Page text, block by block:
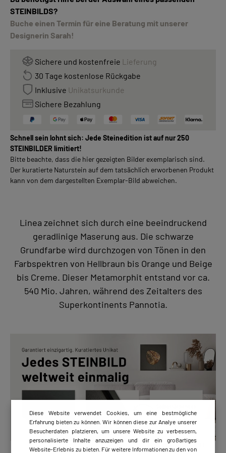
STEINBILDS?
Buche einen Termin für eine Beratung mit unserer
Designerin Sarah!
Sichere und kostenfreie Lieferung
30 Tage kostenlose Rückgabe
Inklusive Unikatsurkunde
Sichere Bezahlung
Schnell sein lohnt sich: Jede Steinedition ist auf nur 250
STEINBILDER limitiert!
Bitte beachte, dass die hier gezeigten Bilder exemplarisch sind.
Der kuratierte Naturstein auf dem tatsächlich erworbenen Produkt
kann von dem dargestellten Exemplar-Bild abweichen.
Linea zeichnet sich durch eine beeindruckend
geradlinige Maserung aus. Die schwarze
Grundfarbe wird durchzogen von Tönen in den
Farbspektren von Hellbraun bis Orange und Beige
bis Creme. Dieser Metamorphit entstand vor ca.
540 Mio. Jahren, während des Zeitalters des
Superkontinents Pannotia.
Diese Website verwendet Cookies, um eine bestmögliche
Erfahrung bieten zu können. Wir können diese zur Analye unserer
Besucherdaten platzieren, um unsere Website zu verbessern,
personalisierte Inhalte anzuzeigen und dir ein großartiges
Website-Erlebnis zu bieten. Für weitere Informationen zu den von